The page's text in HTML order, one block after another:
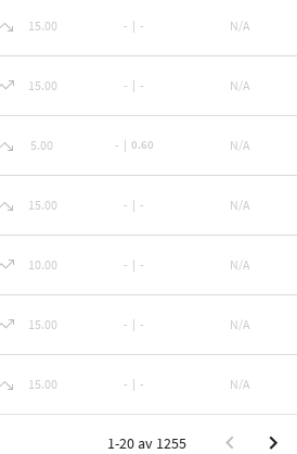
15.00 - | - N/A
15.00 - | - N/A
5.00 - | 0.60 N/A
15.00 - | - N/A
10.00 - | - N/A
15.00 - | - N/A
15.00 - | - N/A
1-20 av 1255